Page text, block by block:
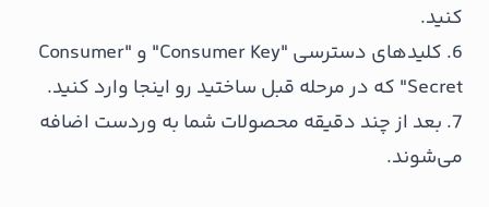
کنید.
6. کلیدهای دسترسی "Consumer Key" و "Consumer
Secret" که در مرحله قبل ساختید رو اینجا وارد کنید.
7. بعد از چند دقیقه محصولات شما به وردست اضافه
می‌شوند.